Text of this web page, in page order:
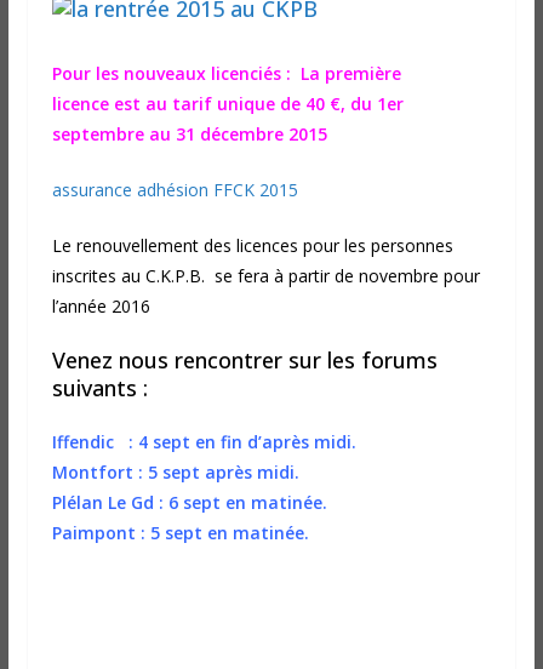
Pour les nouveaux licenciés : La première
licence est au tarif unique de 40 €, du 1er
septembre au 31 décembre 2015
assurance adhésion FFCK 2015
Le renouvellement des licences pour les personnes
inscrites au C.K.P.B. se fera à partir de novembre pour
l’année 2016
Venez nous rencontrer sur les forums
suivants :
Iffendic : 4 sept en fin d’après midi.
Montfort : 5 sept après midi.
Plélan Le Gd : 6 sept en matinée.
Paimpont : 5 sept en matinée.